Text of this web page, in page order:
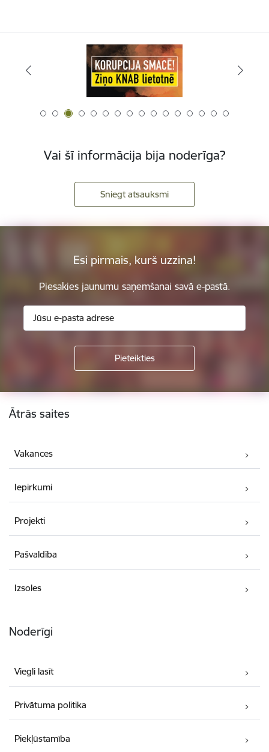
Vai šī informācija bija noderīga?
Sniegt atsauksmi
Esi pirmais, kurš uzzina!
Piesakies jaunumu saņemšanai savā e-pastā.
Kājene
Ātrās saites
Vakances
Iepirkumi
Projekti
Pašvaldība
Izsoles
Noderīgi
Viegli lasīt
Privātuma politika
Piekļūstamība